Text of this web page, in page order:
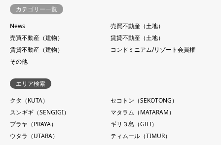
カテゴリー一覧
News
売買不動産（土地）
売買不動産（建物）
賃貸不動産（土地）
賃貸不動産（建物）
コンドミニアム/リゾート会員権
その他
エリア検索
クタ（KUTA）
セコトン（SEKOTONG）
スンギギ（SENGIGI）
マタラム（MATARAM）
プラヤ（PRAYA）
ギリ３島（GILI）
ウタラ（UTARA）
ティムール（TIMUR）